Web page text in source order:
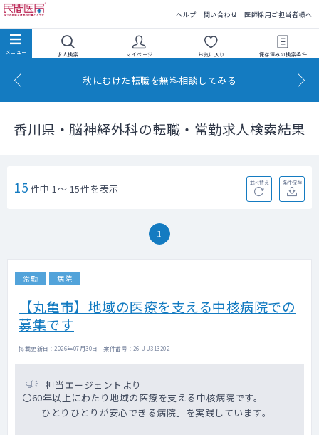
ヘルプ 問い合わせ 医師採用ご担当者様へ
求人検索 マイページ お気に入り 保存済みの検索条件
秋にむけた転職を無料相談してみる
香川県・脳神経外科の転職・常勤求人検索結果
15 件中 1～ 15件を表示 並べ替え 条件保存
1
常勤 病院
【丸亀市】地域の医療を支える中核病院での
募集です
掲載更新日 : 2026年07月30日 案件番号 : 26-JU313202
担当エージェントより
〇60年以上にわたり地域の医療を支える中核病院です。
「ひとりひとりが安心できる病院」を実践しています。